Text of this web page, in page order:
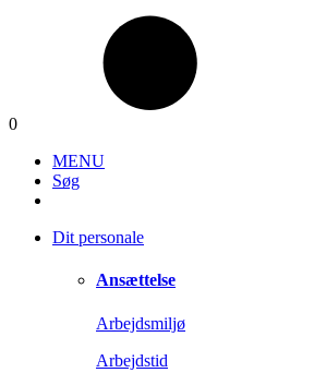
0
MENU
Søg
Dit personale
Ansættelse
Arbejdsmiljø
Arbejdstid